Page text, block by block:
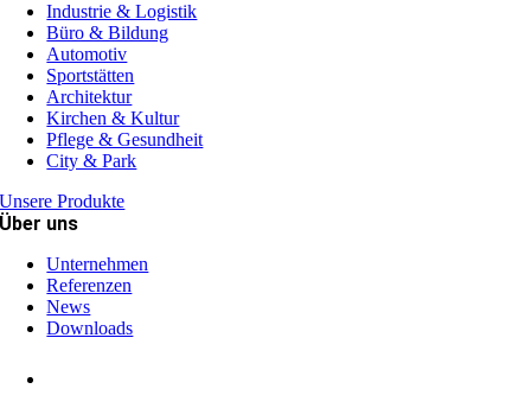
Industrie & Logistik
Büro & Bildung
Automotiv
Sportstätten
Architektur
Kirchen & Kultur
Pflege & Gesundheit
City & Park
Unsere Produkte
Über uns
Unternehmen
Referenzen
News
Downloads